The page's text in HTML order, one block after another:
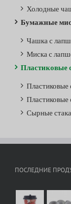
Холодные
Бумажные
Чашка с
Миска с
Пластиковые
Пластиковые
Пластиковые
Сырные
ПОСЛЕДНИЕ